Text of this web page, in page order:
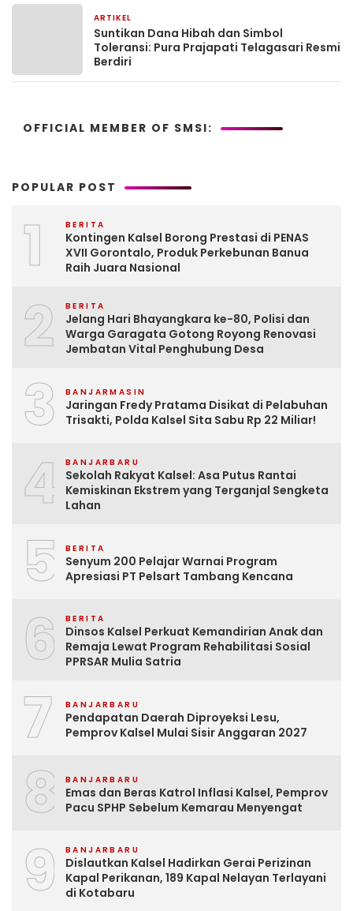
ARTIKEL
Suntikan Dana Hibah dan Simbol
Toleransi: Pura Prajapati Telagasari Resmi
Berdiri
OFFICIAL MEMBER OF SMSI:
POPULAR POST
1 BERITA
Kontingen Kalsel Borong Prestasi di PENAS
XVII Gorontalo, Produk Perkebunan Banua
Raih Juara Nasional
2 BERITA
Jelang Hari Bhayangkara ke-80, Polisi dan
Warga Garagata Gotong Royong Renovasi
Jembatan Vital Penghubung Desa
3 BANJARMASIN
Jaringan Fredy Pratama Disikat di Pelabuhan
Trisakti, Polda Kalsel Sita Sabu Rp 22 Miliar!
4 BANJARBARU
Sekolah Rakyat Kalsel: Asa Putus Rantai
Kemiskinan Ekstrem yang Terganjal Sengketa
Lahan
5 BERITA
Senyum 200 Pelajar Warnai Program
Apresiasi PT Pelsart Tambang Kencana
6 BERITA
Dinsos Kalsel Perkuat Kemandirian Anak dan
Remaja Lewat Program Rehabilitasi Sosial
PPRSAR Mulia Satria
7 BANJARBARU
Pendapatan Daerah Diproyeksi Lesu,
Pemprov Kalsel Mulai Sisir Anggaran 2027
8 BANJARBARU
Emas dan Beras Katrol Inflasi Kalsel, Pemprov
Pacu SPHP Sebelum Kemarau Menyengat
9 BANJARBARU
Dislautkan Kalsel Hadirkan Gerai Perizinan
Kapal Perikanan, 189 Kapal Nelayan Terlayani
di Kotabaru